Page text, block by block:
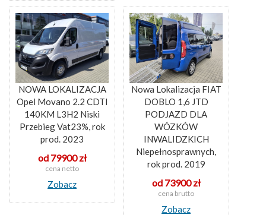
NOWA LOKALIZACJA
Opel Movano 2.2 CDTI
140KM L3H2 Niski
Przebieg Vat23%, rok
prod. 2023
od 79900 zł
cena netto
Zobacz
Nowa Lokalizacja FIAT
DOBLO 1,6 JTD
PODJAZD DLA
WÓZKÓW
INWALIDZKICH
Niepełnosprawnych,
rok prod. 2019
od 73900 zł
cena brutto
Zobacz